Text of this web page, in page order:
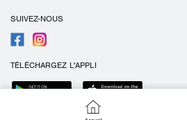
SUIVEZ-NOUS
TÉLÉCHARGEZ L'APPLI